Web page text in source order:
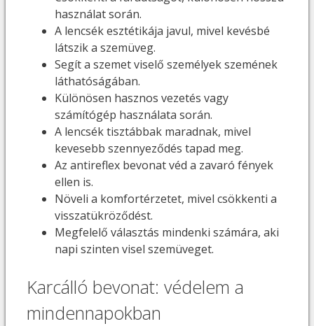
használat során.
A lencsék esztétikája javul, mivel kevésbé
látszik a szemüveg.
Segít a szemet viselő személyek szemének
láthatóságában.
Különösen hasznos vezetés vagy
számítógép használata során.
A lencsék tisztábbak maradnak, mivel
kevesebb szennyeződés tapad meg.
Az antireflex bevonat véd a zavaró fények
ellen is.
Növeli a komfortérzetet, mivel csökkenti a
visszatükröződést.
Megfelelő választás mindenki számára, aki
napi szinten visel szemüveget.
Karcálló bevonat: védelem a
mindennapokban